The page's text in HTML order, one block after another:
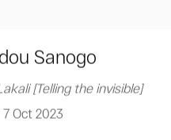
Sanogo
[Telling the invisible]
Oct 2023